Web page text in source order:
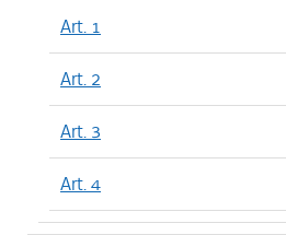
Art. 1
Art. 2
Art. 3
Art. 4